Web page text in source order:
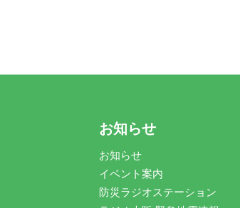
お知らせ
お知らせ
イベント案内
防災ラジオステーション